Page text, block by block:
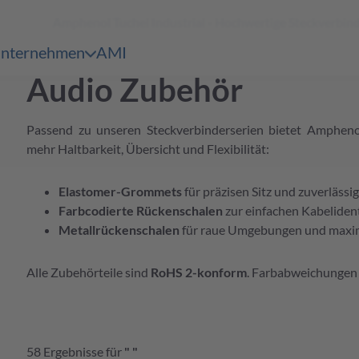
& Märkte
Serien Übersicht
Serien Übersicht
Serien Übersicht
submenu Unternehmen
AMI
Audio Zubehör
Passend zu unseren Steckverbinderserien bietet
mehr Haltbarkeit, Übersicht und Flexibilität:
Elastomer-Grommetsfür präzisen Sitz und
Farbcodierte Rückenschalen zur einfachen
Metallrückenschalen für raue Umgebungen und
Alle Zubehörteile sind RoHS 2-konform .
58 Ergebnissefür " "